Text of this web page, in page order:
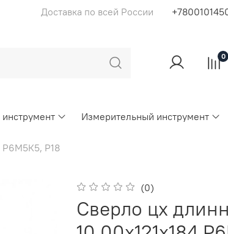
Доставка по всей России
0
Измерительный инструмент
Р6М5К5, Р18
(0)
Сверло цх